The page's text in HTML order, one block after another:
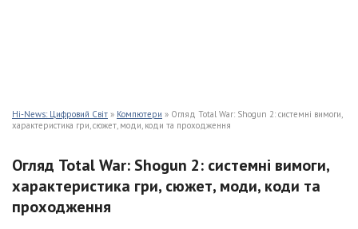
Hi-News: Цифровий Світ » Компютери » Огляд Total War: Shogun 2: системні вимоги,
характеристика гри, сюжет, моди, коди та проходження
Огляд Total War: Shogun 2: системні вимоги,
характеристика гри, сюжет, моди, коди та
проходження